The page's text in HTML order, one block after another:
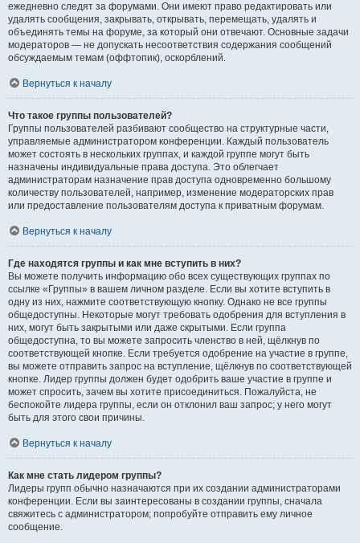
ежедневно следят за форумами. Они имеют право редактировать или
удалять сообщения, закрывать, открывать, перемещать, удалять и
объединять темы на форуме, за который они отвечают. Основные задачи
модераторов — не допускать несоответствия содержания сообщений
обсуждаемым темам (оффтопик), оскорблений.
Вернуться к началу
Что такое группы пользователей?
Группы пользователей разбивают сообщество на структурные части,
управляемые администратором конференции. Каждый пользователь
может состоять в нескольких группах, и каждой группе могут быть
назначены индивидуальные права доступа. Это облегчает
администраторам назначение прав доступа одновременно большому
количеству пользователей, например, изменение модераторских прав
или предоставление пользователям доступа к приватным форумам.
Вернуться к началу
Где находятся группы и как мне вступить в них?
Вы можете получить информацию обо всех существующих группах по
ссылке «Группы» в вашем личном разделе. Если вы хотите вступить в
одну из них, нажмите соответствующую кнопку. Однако не все группы
общедоступны. Некоторые могут требовать одобрения для вступления в
них, могут быть закрытыми или даже скрытыми. Если группа
общедоступна, то вы можете запросить членство в ней, щёлкнув по
соответствующей кнопке. Если требуется одобрение на участие в группе,
вы можете отправить запрос на вступление, щёлкнув по соответствующей
кнопке. Лидер группы должен будет одобрить ваше участие в группе и
может спросить, зачем вы хотите присоединиться. Пожалуйста, не
беспокойте лидера группы, если он отклонил ваш запрос; у него могут
быть для этого свои причины.
Вернуться к началу
Как мне стать лидером группы?
Лидеры групп обычно назначаются при их создании администраторами
конференции. Если вы заинтересованы в создании группы, сначала
свяжитесь с администратором; попробуйте отправить ему личное
сообщение.